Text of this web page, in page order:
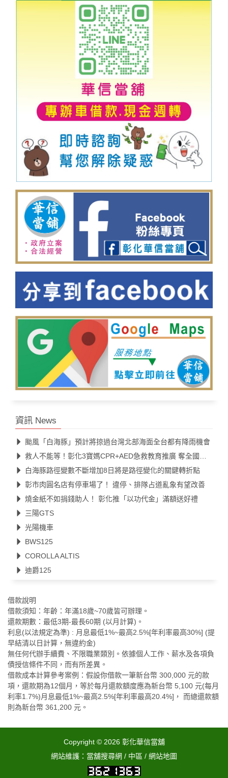
資訊 News
颱風「白海豚」預計將掠過台灣北部海面全台都有降雨機會
救人不能等！彰化3寶媽CPR+AED急救教育推廣 奪全國第一
白海豚路徑變數不斷增加8日將是路徑變化的關鍵轉折點
彰市肉圓名店有停車場了！ 違停、排隊占道亂象有望改善
燒金紙不如捐錢助人！ 彰化推「以功代金」滿額送好禮
三陽GTS
光陽機車
BWS125
COROLLA ALTIS
迪爵125
借款說明
借款須知：年齡：年滿18歲~70歲皆可辦理。
還款期數：最低3期-最長60期 (以月計算)。
利息(以法規定為準) : 月息最低1%~最高2.5%[年利率最高30%] (提
早結清以日計算，無違約金)
無任何代辦手續費、不限職業類別。依據個人工作、薪水及各項負
債授信條件不同，而有所差異。
借款成本計算參考案例：假設你借款一筆新台幣 300,000 元的款
項，還款期為12個月，等於每月還款額度應為新台幣 5,100 元(每月
利率1.7%)月息最低1%~最高2.5%[年利率最高20.4%]， 而總還款額
則為新台幣 361,200 元。
Copyright © 2026 彰化華信當舖
網站維護： 當舖搜尋網 / 中區 / 網站地圖